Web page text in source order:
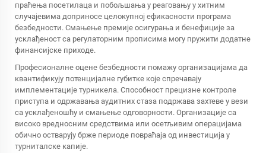
праћења посетилаца и побољшања у реаговању у хитним
случајевима доприносе целокупној ефикасности програма
безбедности. Смањење премије осигурања и бенефиције за
усклађеност са регулаторним прописима могу пружити додатне
финансијске приходе.
Професионалне оцене безбедности помажу организацијама да
квантификују потенцијалне губитке које спречавају
имплементације турникела. Способност прецизне контроле
приступа и одржавања аудитних стаза подржава захтеве у вези
са усклађеношћу и смањење одговорности. Организације са
високо вредносним средствима или осетљивим операцијама
обично остварују брже периоде повраћаја од инвестиција у
турниталске капије.